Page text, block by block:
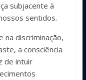
subjacente à
sentidos.
na discriminação,
a consciência
de intuir